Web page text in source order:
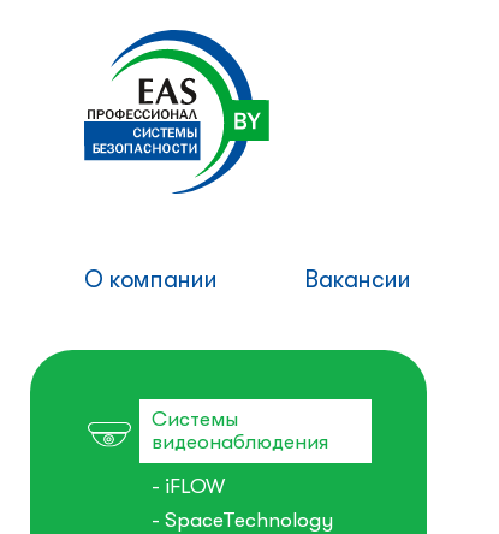
О компании Вакансии
Системы
видеонаблюдения
- iFLOW
- SpaceTechnology